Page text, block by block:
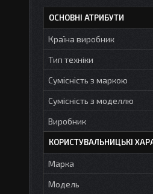
ОСНОВНІ АТРИБУТИ
Країна виробник
Тип техніки
Сумісність з маркою
Сумісність з моделлю
Виробник
КОРИСТУВАЛЬНИЦЬКІ
Марка
Модель